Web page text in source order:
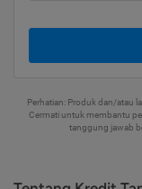
Perhatian: Produk dan/atau
Cermati untuk membantu
tanggung jawab